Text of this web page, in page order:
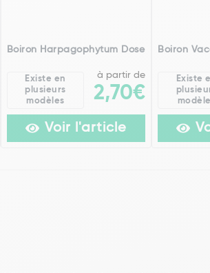
Boiron Harpagophytum Dose
Existe en
plusieurs
modèles
à partir de
2,70€
Voir l'article
Boiron
Existe